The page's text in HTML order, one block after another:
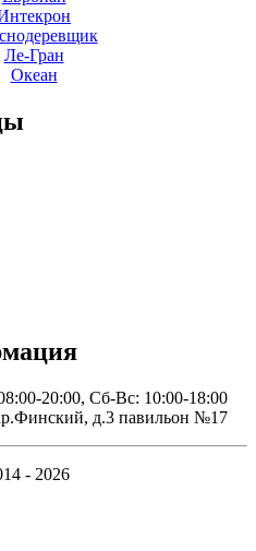
Ле-Гран
Океан
20:00, Сб-Вс: 10:00-18:00
д.3 павильон №17
- 2026